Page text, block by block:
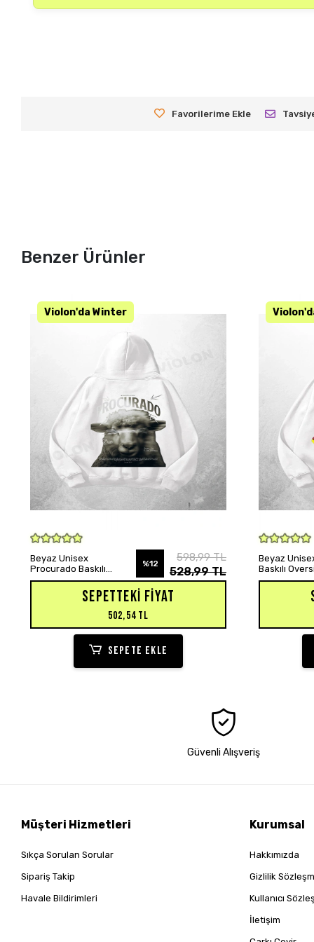
Favorilerime Ekle
Benzer Ürünler
SEPETE EKLE
Beyaz Unisex
Procurado Baskılı
Oversize Hoodie
%12
598,99 TL
528,99 TL
SEPETTEKI FIYAT
502,54 TL
SEPETE EKLE
Beyaz
Baskılı
Sweatshirt
Güvenli Alışveriş
Müşteri Hizmetleri
Sıkça Sorulan Sorular
Sipariş Takip
Havale Bildirimleri
Kurumsal
Hakkımızda
Gizlilik
Kullanıcı
İletişim